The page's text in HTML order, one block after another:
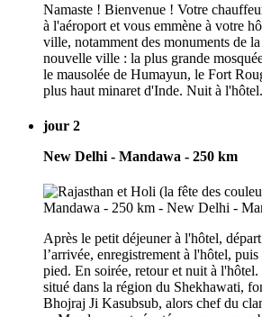
Namaste ! Bienvenue ! Votre
à l'aéroport et vous emmène à votre
ville, notamment des monuments de
nouvelle ville : la plus grande
le mausolée de Humayun, le Fort
plus haut minaret d'Inde. Nuit à l'hôtel.
jour 2
New Delhi - Mandawa - 250 km
Après le petit déjeuner à l'hôtel,
l’arrivée, enregistrement à l'hôtel,
pied. En soirée, retour et nuit à
situé dans la région du Shekhawati,
Bhojraj Ji Kasubsub, alors chef du